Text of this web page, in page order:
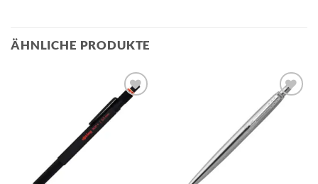
ÄHNLICHE PRODUKTE
Auf die
Merkliste
Auf die
Merkliste